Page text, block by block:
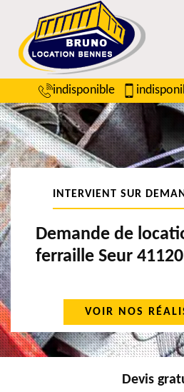
indisponible
INTERVIENT SUR
Demande de
ferraille Seur 41120
VOIR NOS
Devis